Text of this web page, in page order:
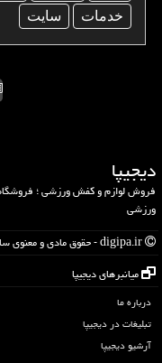
خدمات
سایت
دیجیپا
فروش لوازم و کفش ورزشی ؛
ورزشی
میانبرهای دیجیپا
درباره ما
تبلیغات در دیجیپا
آرشیو دیجیپا